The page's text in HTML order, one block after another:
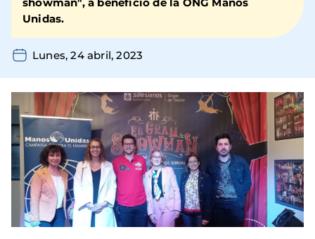
Unidas.
Lunes, 24 abril, 2023